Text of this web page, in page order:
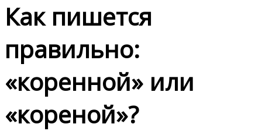
Как пишется
правильно:
«коренной» или
«кореной»?